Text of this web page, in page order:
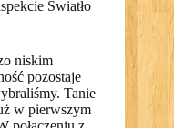
Światło
niskim
pozostaje
Tanie
w pierwszym